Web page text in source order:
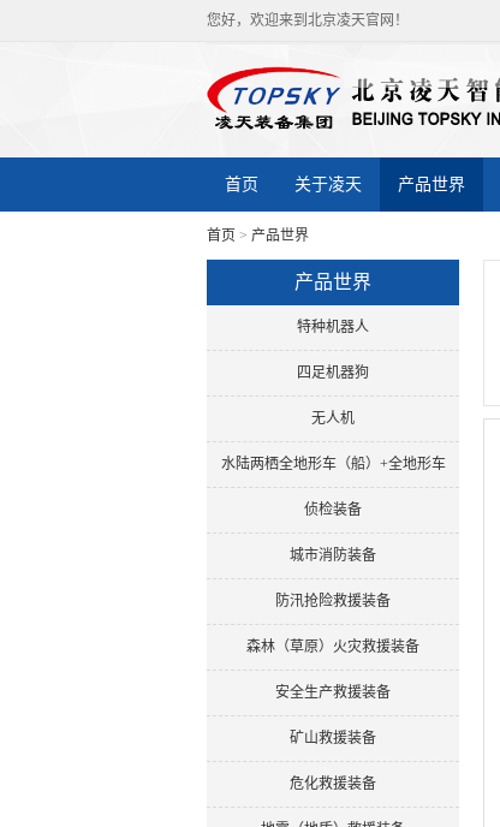
您好，欢迎来到北京凌天官网！
首页 关于凌天 产品世界
首页 > 产品世界
产品世界
特种机器人
四足机器狗
无人机
水陆两栖全地形车（船）+全地形车
侦检装备
城市消防装备
防汛抢险救援装备
森林（草原）火灾救援装备
安全生产救援装备
矿山救援装备
危化救援装备